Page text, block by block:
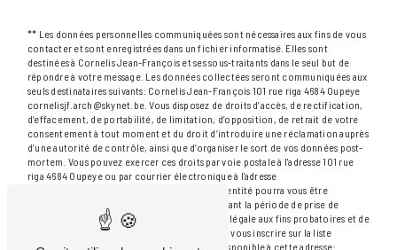
** Les données personnelles communiquées sont nécessaires aux fins de vous
contacter et sont enregistrées dans un fichier informatisé. Elles sont
destinées à Cornelis Jean-François et ses sous-traitants dans le seul but de
répondre à votre message. Les données collectées seront communiquées aux
seuls destinataires suivants: Cornelis Jean-François 101 rue riga 4684 Oupeye
cornelisjf.arch@skynet.be. Vous disposez de droits d’accès, de rectification,
d’effacement, de portabilité, de limitation, d’opposition, de retrait de votre
consentement à tout moment et du droit d’introduire une réclamation auprès
d’une autorité de contrôle, ainsi que d’organiser le sort de vos données post-
mortem. Vous pouvez exercer ces droits par voie postale à l'adresse 101 rue
riga 4684 Oupeye ou par courrier électronique à l'adresse
cornelisjf.arch@skynet.be. Un justificatif d'identité pourra vous être
demandé. Nous conservons vos données pendant la période de prise de
contact puis pendant la durée de prescription légale aux fins probatoires et de
gestion des contentieux. Vous avez le droit de vous inscrire sur la liste
d'opposition au démarchage téléphonique, disponible à cette adresse: